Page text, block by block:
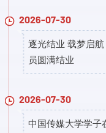
2026-07-30
逐光结业 载梦启
员圆满结业
2026-07-30
中国传媒大学学子